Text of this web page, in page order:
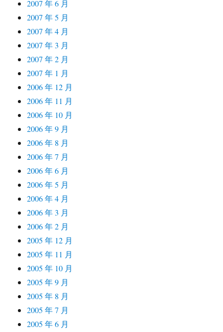
2007 年 6 月
2007 年 5 月
2007 年 4 月
2007 年 3 月
2007 年 2 月
2007 年 1 月
2006 年 12 月
2006 年 11 月
2006 年 10 月
2006 年 9 月
2006 年 8 月
2006 年 7 月
2006 年 6 月
2006 年 5 月
2006 年 4 月
2006 年 3 月
2006 年 2 月
2005 年 12 月
2005 年 11 月
2005 年 10 月
2005 年 9 月
2005 年 8 月
2005 年 7 月
2005 年 6 月